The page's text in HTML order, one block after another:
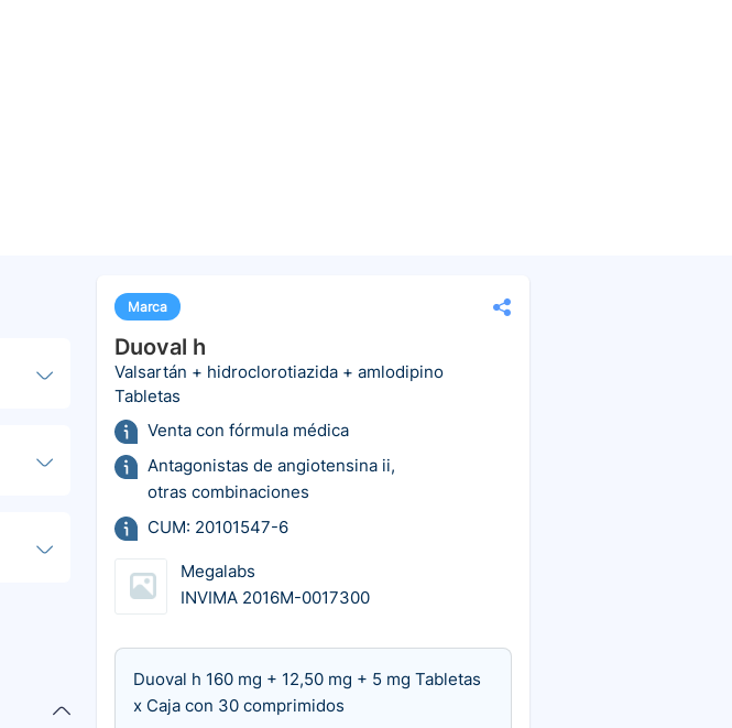
Marca
Duoval h
Valsartán + hidroclorotiazida + amlodipino
Tabletas
Venta con fórmula médica
Antagonistas de angiotensina ii,
otras combinaciones
CUM: 20101547-6
Megalabs
INVIMA 2016M-0017300
Duoval h 160 mg + 12,50 mg + 5 mg Tabletas
x Caja con 30 comprimidos